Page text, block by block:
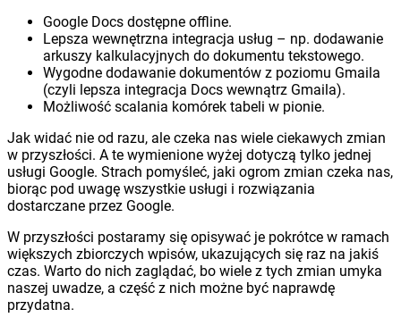
Google Docs dostępne offline.
Lepsza wewnętrzna integracja usług – np. dodawanie
arkuszy kalkulacyjnych do dokumentu tekstowego.
Wygodne dodawanie dokumentów z poziomu Gmaila
(czyli lepsza integracja Docs wewnątrz Gmaila).
Możliwość scalania komórek tabeli w pionie.
Jak widać nie od razu, ale czeka nas wiele ciekawych zmian
w przyszłości. A te wymienione wyżej dotyczą tylko jednej
usługi Google. Strach pomyśleć, jaki ogrom zmian czeka nas,
biorąc pod uwagę wszystkie usługi i rozwiązania
dostarczane przez Google.
W przyszłości postaramy się opisywać je pokrótce w ramach
większych zbiorczych wpisów, ukazujących się raz na jakiś
czas. Warto do nich zaglądać, bo wiele z tych zmian umyka
naszej uwadze, a część z nich możne być naprawdę
przydatna.